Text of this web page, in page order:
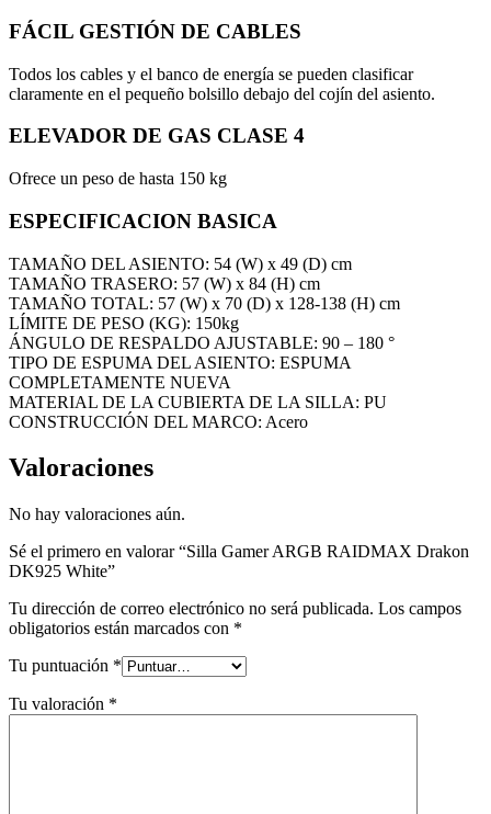
FÁCIL GESTIÓN DE CABLES
Todos los cables y el banco de energía se pueden clasificar
claramente en el pequeño bolsillo debajo del cojín del asiento.
ELEVADOR DE GAS CLASE 4
Ofrece un peso de hasta 150 kg
ESPECIFICACION BASICA
TAMAÑO DEL ASIENTO: 54 (W) x 49 (D) cm
TAMAÑO TRASERO: 57 (W) x 84 (H) cm
TAMAÑO TOTAL: 57 (W) x 70 (D) x 128-138 (H) cm
LÍMITE DE PESO (KG): 150kg
ÁNGULO DE RESPALDO AJUSTABLE: 90 – 180 °
TIPO DE ESPUMA DEL ASIENTO: ESPUMA
COMPLETAMENTE NUEVA
MATERIAL DE LA CUBIERTA DE LA SILLA: PU
CONSTRUCCIÓN DEL MARCO: Acero
Valoraciones
No hay valoraciones aún.
Sé el primero en valorar “Silla Gamer ARGB RAIDMAX Drakon
DK925 White”
Tu dirección de correo electrónico no será publicada. Los campos
obligatorios están marcados con *
Tu puntuación *
Tu valoración *